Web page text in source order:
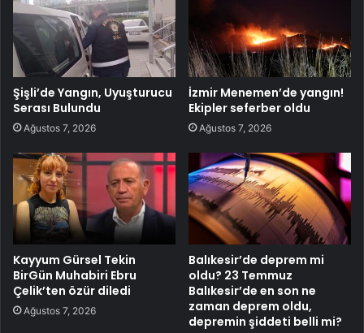
Şişli’de Yangın, Uyuşturucu
Serası Bulundu
Ağustos 7, 2026
İzmir Menemen’de yangın!
Ekipler seferber oldu
Ağustos 7, 2026
Kayyum Gürsel Tekin
BirGün Muhabiri Ebru
Çelik’ten özür diledi
Ağustos 7, 2026
Balıkesir’de deprem mi
oldu? 23 Temmuz
Balıkesir’de en son ne
zaman deprem oldu,
depremin şiddeti belli mi?